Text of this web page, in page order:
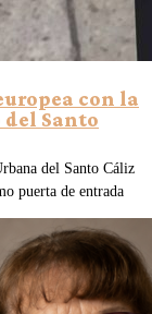
con la
Santo
del Santo Cáliz
puerta de entrada